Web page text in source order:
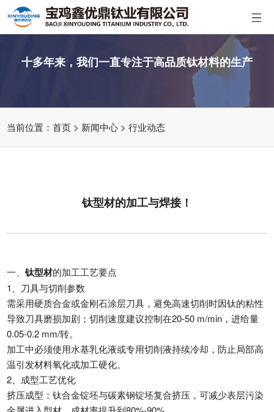
十多年来，我们一直专注于高品质钛材料的生产
当前位置：首页 > 新闻中心 >行业动态
钛型材的加工与焊接！
一、钛型材的加工工艺要点
1、刀具与切削参数‌
需采用硬质合金或金刚石涂层刀具，避免高速切削时因钛的粘性
导致刀具磨损加剧；切削速度建议控制在20-50 m/min，进给量
0.05-0.2 mm/转。
加工中必须使用水基乳化液或专用切削液持续冷却，防止局部高
温引发材料氧化或加工硬化。
2、成型工艺优化‌
挤压成型‌：钛合金锭坯与碳素钢锭坯复合挤压，可减少表层污染